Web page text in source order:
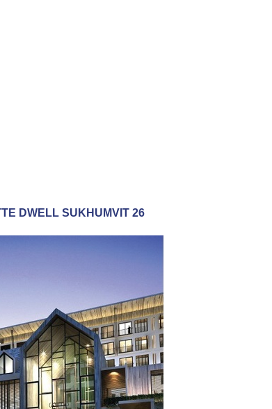
DWELL SUKHUMVIT 26